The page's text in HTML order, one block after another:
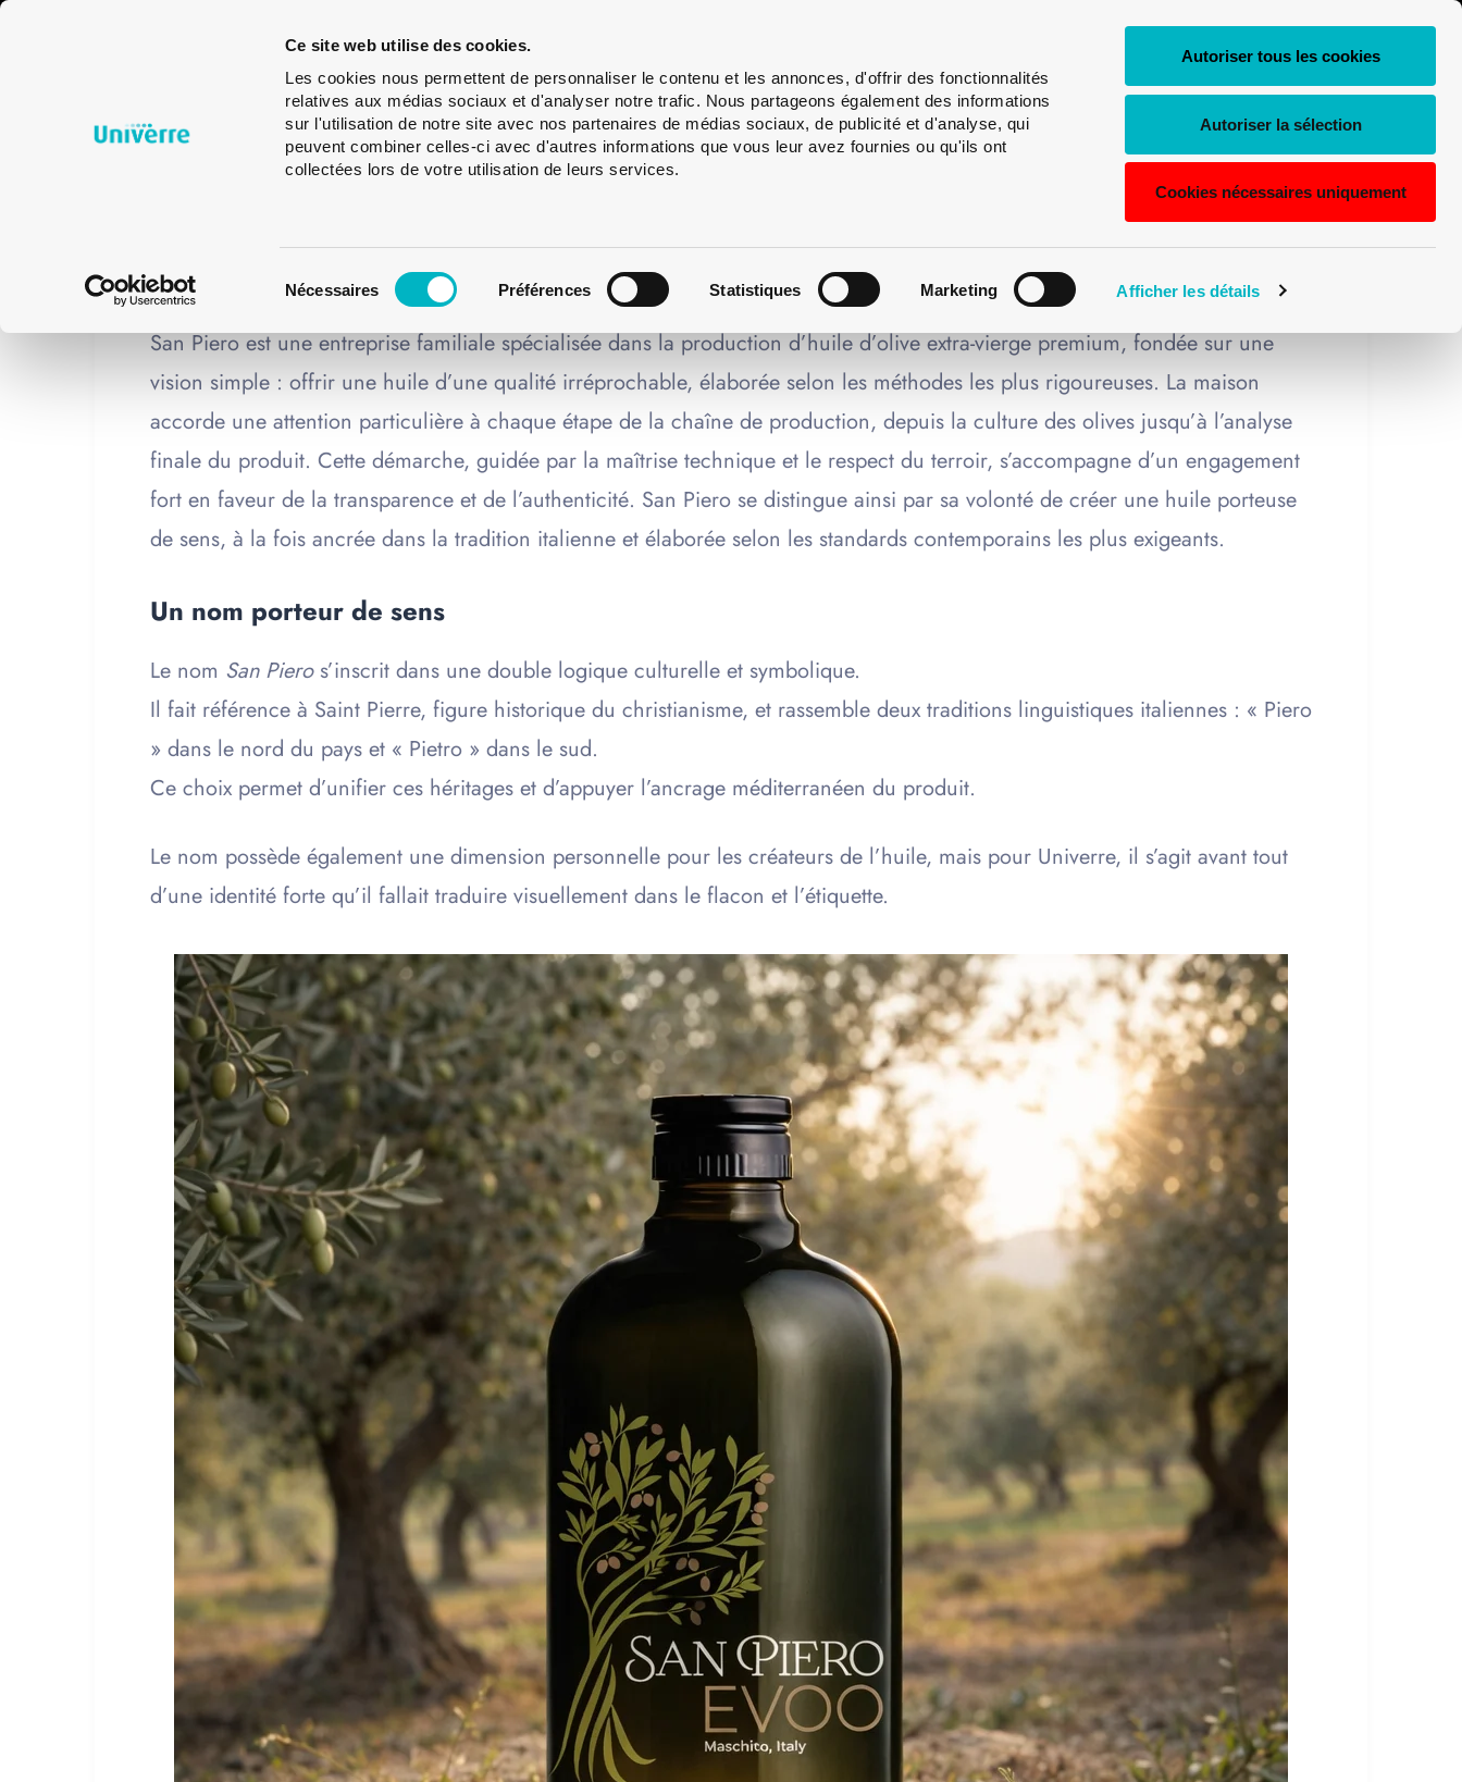
Ce site web utilise des cookies.
Les cookies nous permettent de personnaliser le contenu et les annonces, d'offrir des fonctionnalités
relatives aux médias sociaux et d'analyser notre trafic. Nous partageons également des informations
sur l'utilisation de notre site avec nos partenaires de médias sociaux, de publicité et d'analyse, qui
peuvent combiner celles-ci avec d'autres informations que vous leur avez fournies ou qu'ils ont
collectées lors de votre utilisation de leurs services.
du
Nécessaires Préférences Statistiques Marketing Afficher les détails
Autoriser tous les cookies
Autoriser la sélection
Cookies nécessaires uniquement
Verres
de
table
Glass
Design
de
bouteilles
propos
Univerre
Deutsch
English
Français
Recherche
de
produits
San Piero : l’histoire d’une huile d’olive d’exception dans un
flacon sur mesure
San Piero est une entreprise familiale spécialisée dans la production d’huile d’olive extra-vierge premium, fondée sur une
vision simple : offrir une huile d’une qualité irréprochable, élaborée selon les méthodes les plus rigoureuses. La maison
accorde une attention particulière à chaque étape de la chaîne de production, depuis la culture des olives jusqu’à l’analyse
finale du produit. Cette démarche, guidée par la maîtrise technique et le respect du terroir, s’accompagne d’un engagement
fort en faveur de la transparence et de l’authenticité. San Piero se distingue ainsi par sa volonté de créer une huile porteuse
de sens, à la fois ancrée dans la tradition italienne et élaborée selon les standards contemporains les plus exigeants.
Un nom porteur de sens
Le nom San Pieros’inscrit dans une double logique culturelle et symbolique.
Il fait référence à Saint Pierre, figure historique du christianisme, et rassemble deux traditions linguistiques italiennes : « Piero
» dans le nord du pays et « Pietro » dans le sud.
Ce choix permet d’unifier ces héritages et d’appuyer l’ancrage méditerranéen du produit.
Le nom possède également une dimension personnelle pour les créateurs de l’huile, mais pour Univerre, il s’agit avant tout
d’une identité forte qu’il fallait traduire visuellement dans le flacon et l’étiquette.